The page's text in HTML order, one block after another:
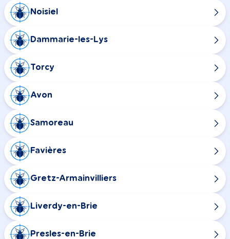
Noisiel
Dammarie-les-Lys
Torcy
Avon
Samoreau
Favières
Gretz-Armainvilliers
Liverdy-en-Brie
Presles-en-Brie